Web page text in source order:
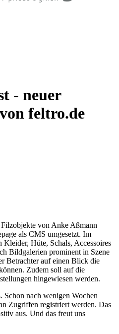
- neuer
feltro.de
von Anke Aßmann
als CMS umgesetzt. Im
Hüte, Schals, Accessoires
Bildgalerien prominent in Szene
Betrachter auf einen Blick die
Zudem soll auf die
hingewiesen werden.
nach wenigen Wochen
Zugriffen registriert werden. Das
aus. Und das freut uns